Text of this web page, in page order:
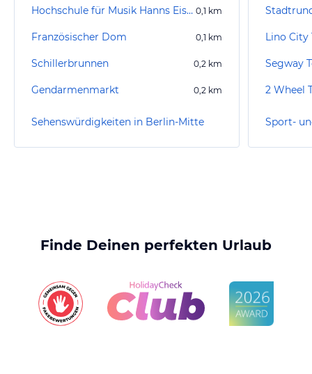
Hochschule für Musik Hanns Eisler Berlin 0,1 km
Französischer Dom 0,1 km
Schillerbrunnen 0,2 km
Gendarmenmarkt 0,2 km
Sehenswürdigkeiten in Berlin-Mitte
Lino City
2 Wheel
Finde Deinen perfekten Urlaub